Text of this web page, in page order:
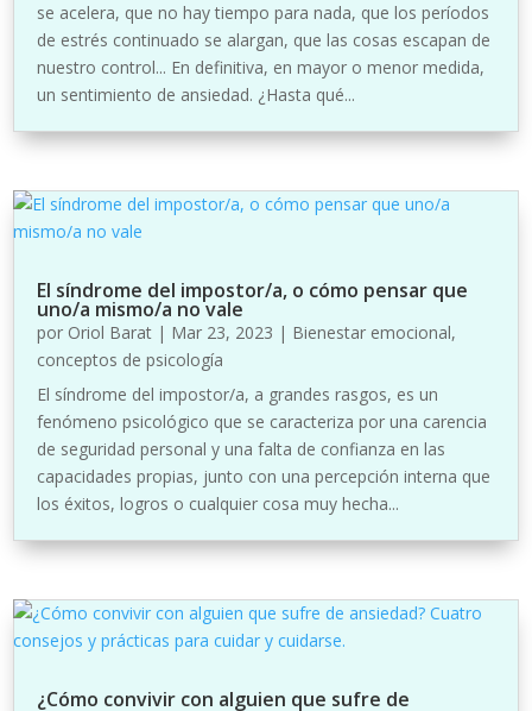
se acelera, que no hay tiempo para nada, que los períodos
de estrés continuado se alargan, que las cosas escapan de
nuestro control... En definitiva, en mayor o menor medida,
un sentimiento de ansiedad. ¿Hasta qué...
El síndrome del impostor/a, o cómo pensar que
uno/a mismo/a no vale
por Oriol Barat | Mar 23, 2023 | Bienestar emocional,
conceptos de psicología
El síndrome del impostor/a, a grandes rasgos, es un
fenómeno psicológico que se caracteriza por una carencia
de seguridad personal y una falta de confianza en las
capacidades propias, junto con una percepción interna que
los éxitos, logros o cualquier cosa muy hecha...
¿Cómo convivir con alguien que sufre de